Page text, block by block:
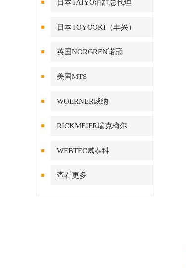
日本TAIYO油缸总代理
日本TOYOOKI（丰兴）
英国NORGREN诺冠
美国MTS
WOERNER威纳
RICKMEIER瑞克梅尔
WEBTEC威泰科
查看更多